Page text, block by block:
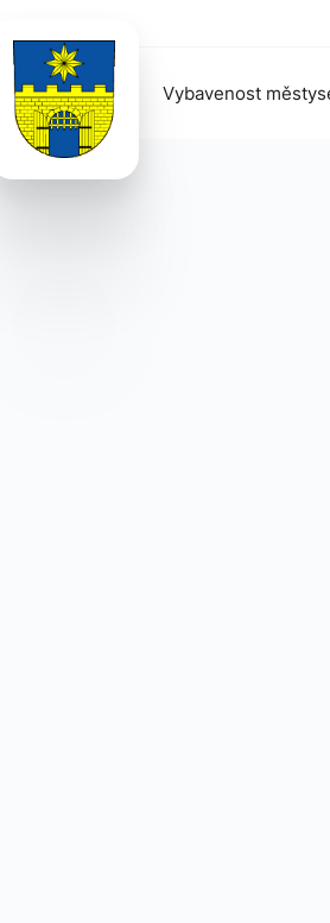
Vybavenost